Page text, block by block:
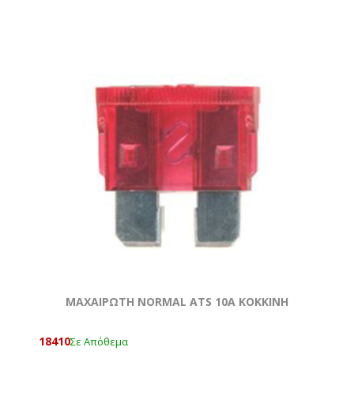
ΜΑΧΑΙΡΩΤΗ NORMAL ATS 10A KOKKΙΝΗ
18410Σε Απόθεμα